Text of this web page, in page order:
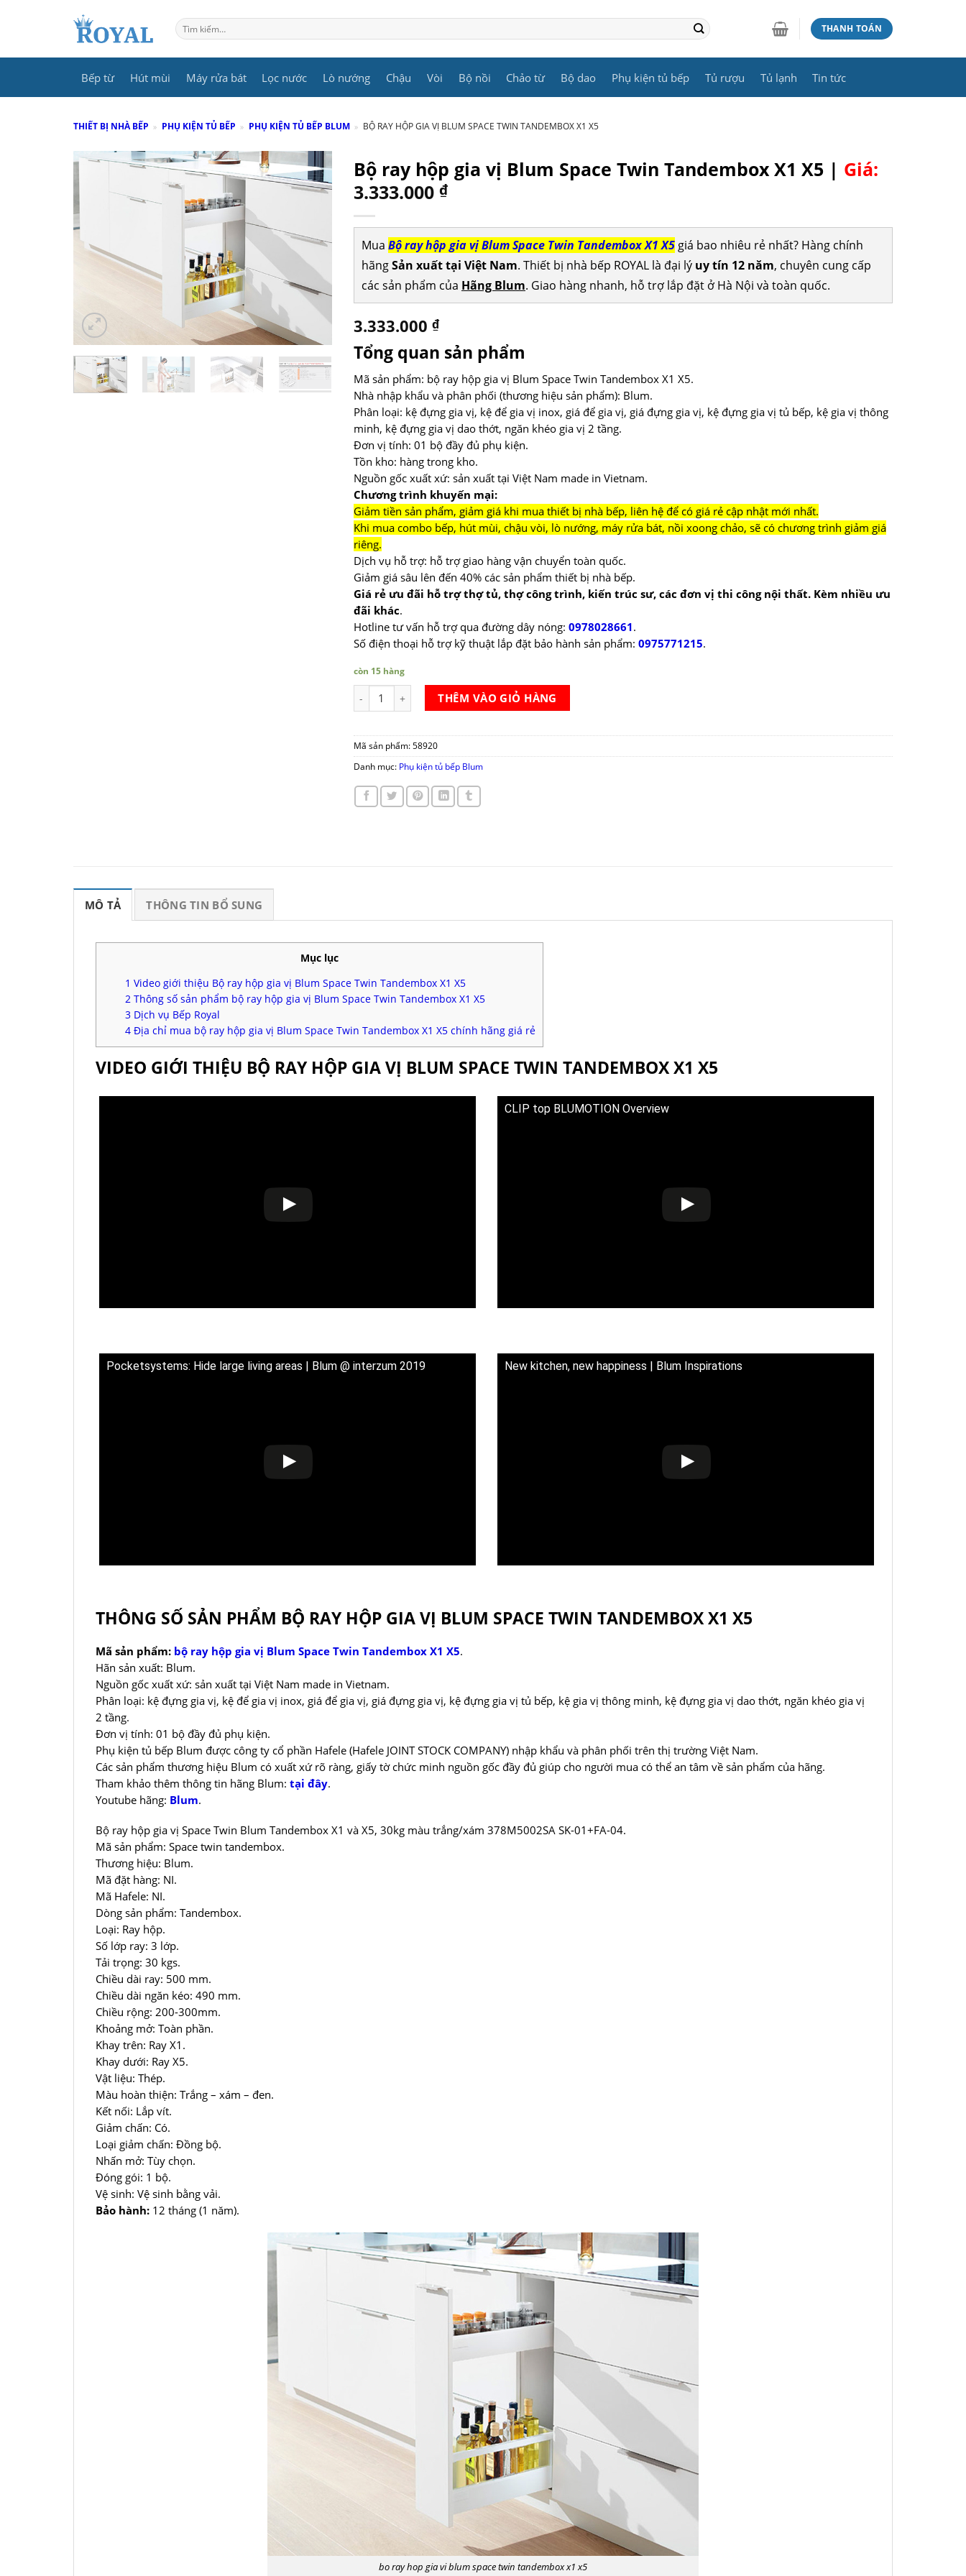
Tìm
kiếm:
THANH TOÁN
Bếp từ Hút mùi Máy rửa bát Lọc nước Lò nướng Chậu Vòi Bộ nồi Chảo từ Bộ dao Phụ kiện tủ bếp Tủ rượu Tủ lạnh Tin tức
THIẾT BỊ NHÀ BẾP » PHỤ KIỆN TỦ BẾP » PHỤ KIỆN TỦ BẾP BLUM » BỘ RAY HỘP GIA VỊ BLUM SPACE TWIN TANDEMBOX X1 X5
Bộ ray hộp gia vị Blum Space Twin Tandembox X1 X5 | Giá:
3.333.000 ₫
Mua Bộ ray hộp gia vị Blum Space Twin Tandembox X1 X5giá bao nhiêu rẻ nhất? Hàng chính
hãngSản xuất tại Việt Nam. Thiết bị nhà bếp ROYAL là đại lý uy tín 12 năm, chuyên cung cấp
các sản phẩm của Hãng Blum. Giao hàng nhanh, hỗ trợ lắp đặt ở Hà Nội và toàn quốc.
3.333.000 ₫
Tổng quan sản phẩm
Mã sản phẩm: bộ ray hộp gia vị Blum Space Twin Tandembox X1 X5.
Nhà nhập khẩu và phân phối (thương hiệu sản phẩm): Blum.
Phân loại: kệ đựng gia vị, kệ để gia vị inox, giá để gia vị, giá đựng gia vị, kệ đựng gia vị tủ bếp, kệ gia vị thông
minh, kệ đựng gia vị dao thớt, ngăn khéo gia vị 2 tầng.
Đơn vị tính: 01 bộ đầy đủ phụ kiện.
Tồn kho: hàng trong kho.
Nguồn gốc xuất xứ: sản xuất tại Việt Nam made in Vietnam.
Chương trình khuyến mại:
Giảm tiền sản phẩm, giảm giá khi mua thiết bị nhà bếp, liên hệ để có giá rẻ cập nhật mới nhất.
Khi mua combo bếp, hút mùi, chậu vòi, lò nướng, máy rửa bát, nồi xoong chảo, sẽ có chương trình giảm giá
riêng.
Dịch vụ hỗ trợ: hỗ trợ giao hàng vận chuyển toàn quốc.
Giảm giá sâu lên đến 40% các sản phẩm thiết bị nhà bếp.
Giá rẻ ưu đãi hỗ trợ thợ tủ, thợ công trình, kiến trúc sư, các đơn vị thi công nội thất. Kèm nhiều ưu
đãi khác.
Hotline tư vấn hỗ trợ qua đường dây nóng: 0978028661.
Số điện thoại hỗ trợ kỹ thuật lắp đặt bảo hành sản phẩm: 0975771215.
còn 15 hàng
Bộ ray hộp gia vị Blum Space Twin Tandembox X1 X5 số lượng
THÊM VÀO GIỎ HÀNG
Mã sản phẩm: 58920
Danh mục: Phụ kiện tủ bếp Blum
MÔ TẢ THÔNG TIN BỔ SUNG
Mục lục
1 Video giới thiệu Bộ ray hộp gia vị Blum Space Twin Tandembox X1 X5
2 Thông số sản phẩm bộ ray hộp gia vị Blum Space Twin Tandembox X1 X5
3 Dịch vụ Bếp Royal
4 Địa chỉ mua bộ ray hộp gia vị Blum Space Twin Tandembox X1 X5 chính hãng giá rẻ
VIDEO GIỚI THIỆU BỘ RAY HỘP GIA VỊ BLUM SPACE TWIN TANDEMBOX X1 X5
CLIP top BLUMOTION Overview
Pocketsystems: Hide large living areas | Blum @ interzum 2019 New kitchen, new happiness | Blum Inspirations
THÔNG SỐ SẢN PHẨM BỘ RAY HỘP GIA VỊ BLUM SPACE TWIN TANDEMBOX X1 X5
Mã sản phẩm: bộ ray hộp gia vị Blum Space Twin Tandembox X1 X5.
Hãn sản xuất: Blum.
Nguồn gốc xuất xứ: sản xuất tại Việt Nam made in Vietnam.
Phân loại: kệ đựng gia vị, kệ để gia vị inox, giá để gia vị, giá đựng gia vị, kệ đựng gia vị tủ bếp, kệ gia vị thông minh, kệ đựng gia vị dao thớt, ngăn khéo gia vị
2 tầng.
Đơn vị tính: 01 bộ đầy đủ phụ kiện.
Phụ kiện tủ bếp Blum được công ty cổ phần Hafele (Hafele JOINT STOCK COMPANY) nhập khẩu và phân phối trên thị trường Việt Nam.
Các sản phẩm thương hiệu Blum có xuất xứ rõ ràng, giấy tờ chức minh nguồn gốc đầy đủ giúp cho người mua có thể an tâm về sản phẩm của hãng.
Tham khảo thêm thông tin hãng Blum: tại đây.
Youtube hãng: Blum.
Bộ ray hộp gia vị Space Twin Blum Tandembox X1 và X5, 30kg màu trắng/xám 378M5002SA SK-01+FA-04.
Mã sản phẩm: Space twin tandembox.
Thương hiệu: Blum.
Mã đặt hàng: NI.
Mã Hafele: NI.
Dòng sản phẩm: Tandembox.
Loại: Ray hộp.
Số lớp ray: 3 lớp.
Tải trọng: 30 kgs.
Chiều dài ray: 500 mm.
Chiều dài ngăn kéo: 490 mm.
Chiều rộng: 200-300mm.
Khoảng mở: Toàn phần.
Khay trên: Ray X1.
Khay dưới: Ray X5.
Vật liệu: Thép.
Màu hoàn thiện: Trắng – xám – đen.
Kết nối: Lắp vít.
Giảm chấn: Có.
Loại giảm chấn: Đồng bộ.
Nhấn mở: Tùy chọn.
Đóng gói: 1 bộ.
Vệ sinh: Vệ sinh bằng vải.
Bảo hành: 12 tháng (1 năm).
bo ray hop gia vi blum space twin tandembox x1 x5